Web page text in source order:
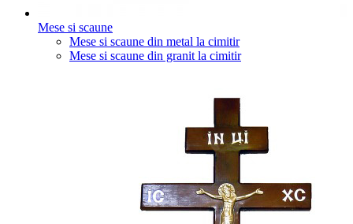
Mese si scaune
Mese si scaune din metal la cimitir
Mese si scaune din granit la cimitir